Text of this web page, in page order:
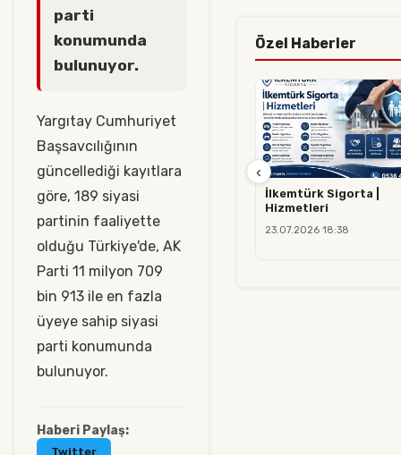
parti
konumunda
bulunuyor.
Yargıtay Cumhuriyet
Başsavcılığının
güncellediği kayıtlara
göre, 189 siyasi
partinin faaliyette
olduğu Türkiye'de, AK
Parti 11 milyon 709
bin 913 ile en fazla
üyeye sahip siyasi
parti konumunda
bulunuyor.
Haberi Paylaş:
Twitter
Özel Haberler
İlkemtürk Sigorta |
Hizmetleri
23.07.2026 18:38
‹